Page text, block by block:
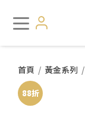
首頁 / 黃金系列 /
88折